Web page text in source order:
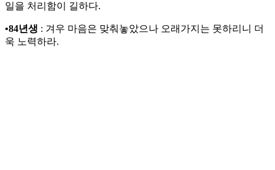
일을 처리함이 길하다.
•84년생 : 겨우 마음은 맞춰놓았으나 오래가지는 못하리니 더
욱 노력하라.